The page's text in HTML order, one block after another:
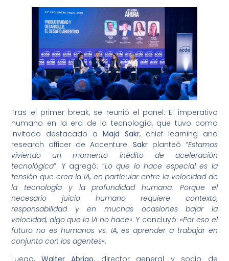
Tras el primer break, se reunió el panel: El imperativo
humano en la era de la tecnología, que tuvo como
invitado destacado aMajd Sakr, chief learning and
research officer de Accenture.Sakr planteó “Estamos
viviendo un momento inédito de aceleración
tecnológica”. Y agregó: “Lo que lo hace especial es la
tensión que crea la IA, en particular entre la velocidad de
la tecnología y la profundidad humana. Porque el
necesario juicio humano requiere contexto,
responsabilidad y en muchas ocasiones bajar la
velocidad, algo que la IA no hace«. Y concluyó: «Por eso el
futuro no es humanos vs. IA, es aprender a trabajar en
conjunto con los agentes«.
Luego, Walter Abrigo, director general y socio de